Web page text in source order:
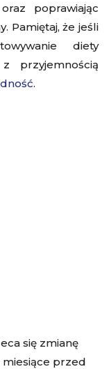
poprawiając
Pamiętaj, że jeśli
diety
przyjemnością
.
się zmianę
miesiące przed